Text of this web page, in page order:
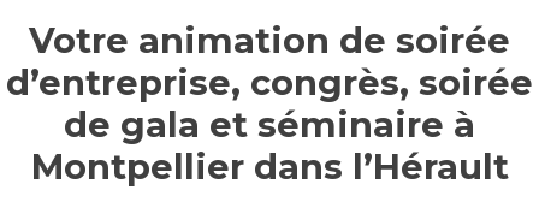
Votre animation de soirée
d’entreprise, congrès, soirée
de gala et séminaire à
Montpellier dans l’Hérault